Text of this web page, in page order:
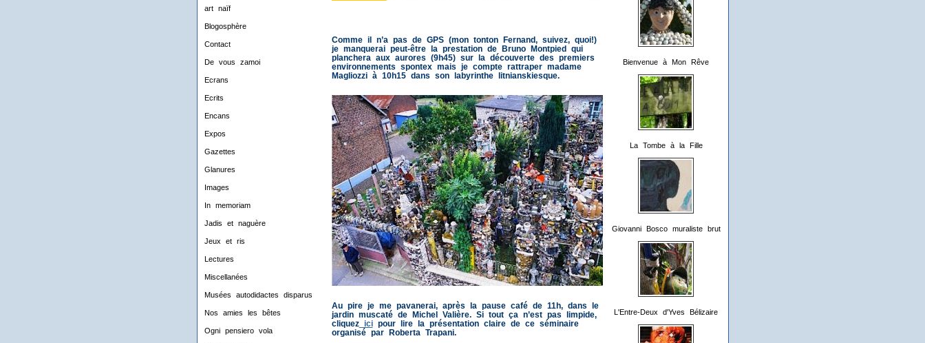
art naïf
Blogosphère
Contact
De vous zamoi
Ecrans
Ecrits
Encans
Expos
Gazettes
Glanures
Images
In memoriam
Jadis et naguère
Jeux et ris
Lectures
Miscellanées
Musées autodidactes disparus
Nos amies les bêtes
Ogni pensiero vola
Bienvenue à Mon Rêve
La Tombe à la Fille
Giovanni Bosco muraliste brut
L'Entre-Deux d'Yves Bélizaire
Comme il n’a pas de GPS (mon tonton Fernand, suivez, quoi!)
je manquerai peut-être la prestation de Bruno Montpied qui
planchera aux aurores (9h45) sur la découverte des premiers
environnements spontex mais je compte rattraper madame
Magliozzi à 10h15 dans son labyrinthe litnianskiesque.
Au pire je me pavanerai, après la pause café de 11h, dans le
jardin muscaté de Michel Valière. Si tout ça n’est pas limpide,
cliquezici pour lire la présentation claire de ce séminaire
organisé par Roberta Trapani.